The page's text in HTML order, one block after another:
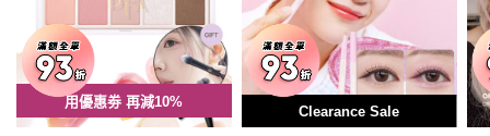
用優惠劵 再減10%
Clearance Sale